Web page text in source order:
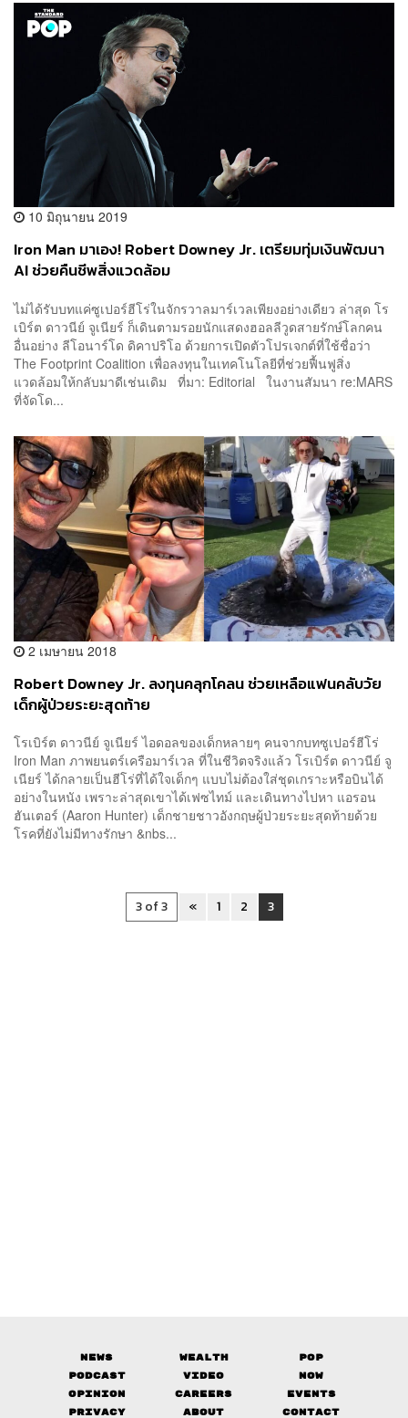
10 มิถุนายน 2019
Iron Man มาเอง! Robert Downey Jr. เตรียมทุ่มเงินพัฒนา
AI ช่วยคืนชีพสิ่งแวดล้อม
ไม่ได้รับบทแค่ซูเปอร์ฮีโร่ในจักรวาลมาร์เวลเพียงอย่างเดียว ล่าสุด โร
เบิร์ต ดาวนีย์ จูเนียร์ ก็เดินตามรอยนักแสดงฮอลลีวูดสายรักษ์โลกคน
อื่นอย่าง ลีโอนาร์โด ดิคาปริโอ ด้วยการเปิดตัวโปรเจกต์ที่ใช้ชื่อว่า
The Footprint Coalition เพื่อลงทุนในเทคโนโลยีที่ช่วยฟื้นฟูสิ่ง
แวดล้อมให้กลับมาดีเช่นเดิม ที่มา: Editorial ในงานสัมนา re:MARS
ที่จัดโด...
2 เมษายน 2018
Robert Downey Jr. ลงทุนคลุกโคลน ช่วยเหลือแฟนคลับวัย
เด็กผู้ป่วยระยะสุดท้าย
โรเบิร์ต ดาวนีย์ จูเนียร์ ไอดอลของเด็กหลายๆ คนจากบทซูเปอร์ฮีโร่
Iron Man ภาพยนตร์เครือมาร์เวล ที่ในชีวิตจริงแล้ว โรเบิร์ต ดาวนีย์ จู
เนียร์ ได้กลายเป็นฮีโร่ที่ได้ใจเด็กๆ แบบไม่ต้องใส่ชุดเกราะหรือบินได้
อย่างในหนัง เพราะล่าสุดเขาได้เฟซไทม์ และเดินทางไปหา แอรอน
ฮันเตอร์ (Aaron Hunter) เด็กชายชาวอังกฤษผู้ป่วยระยะสุดท้ายด้วย
โรคที่ยังไม่มีทางรักษา &nbs...
3 of 3 « 1 2 3
News Wealth
Pop
Podcast
Video
Now
Opinion
Careers
Events
Privacy
About Contact